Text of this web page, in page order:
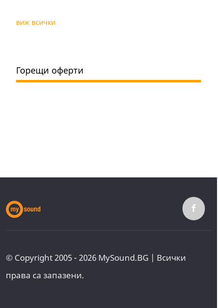
виж всички
Горещи оферти
© Copyright 2005 - 2026 MySound.BG | Всички
права са запазени.